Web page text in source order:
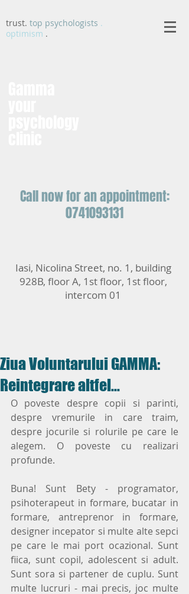
trust. top psychologists .
optimism .
Call now for an appointment:
0741093131
Iasi, Nicolina Street, no. 1, building
928B, floor A, 1st floor, 1st floor,
intercom 01
Ziua Voluntarului GAMMA:
Reintegrare altfel...
O poveste despre copii si parinti,
despre vremurile in care traim,
despre jocurile si rolurile pe care le
alegem. O poveste cu realizari
profunde.
Buna! Sunt Bety - programator,
psihoterapeut in formare, bucatar in
formare, antreprenor in formare,
designer incepator si multe alte sepci
pe care le mai port ocazional. Sunt
fiica, sunt copil, adolescent si adult.
Sunt sora si partener de cuplu. Sunt
multe lucruri - mai precis, joc multe